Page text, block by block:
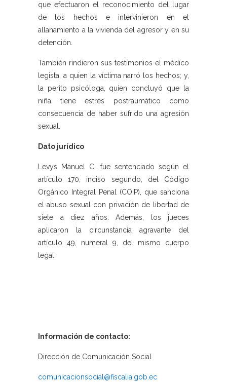
que efectuaron el reconocimiento del lugar
de los hechos e intervinieron en el
allanamiento a la vivienda del agresor y en su
detención.
También rindieron sus testimonios el médico
legista, a quien la víctima narró los hechos; y,
la perito psicóloga, quien concluyó que la
niña tiene estrés postraumático como
consecuencia de haber sufrido una agresión
sexual.
Dato jurídico
Levys Manuel C. fue sentenciado según el
artículo 170, inciso segundo, del Código
Orgánico Integral Penal (COIP), que sanciona
el abuso sexual con privación de libertad de
siete a diez años. Además, los jueces
aplicaron la circunstancia agravante del
artículo 49, numeral 9, del mismo cuerpo
legal.
Información de contacto:
Dirección de Comunicación Social
comunicacionsocial@fiscalia.gob.ec